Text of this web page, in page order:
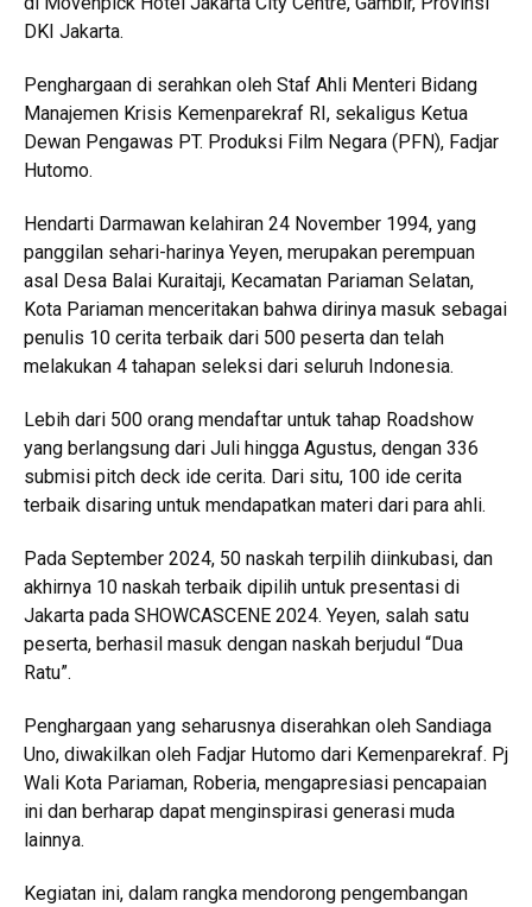
DKI Jakarta.
Penghargaan di serahkan oleh Staf Ahli Menteri Bidang
Manajemen Krisis Kemenparekraf RI, sekaligus Ketua
Dewan Pengawas PT. Produksi Film Negara (PFN), Fadjar
Hutomo.
Hendarti Darmawan kelahiran 24 November 1994, yang
panggilan sehari-harinya Yeyen, merupakan perempuan
asal Desa Balai Kuraitaji, Kecamatan Pariaman Selatan,
Kota Pariaman menceritakan bahwa dirinya masuk sebagai
penulis 10 cerita terbaik dari 500 peserta dan telah
melakukan 4 tahapan seleksi dari seluruh Indonesia.
Lebih dari 500 orang mendaftar untuk tahap Roadshow
yang berlangsung dari Juli hingga Agustus, dengan 336
submisi pitch deck ide cerita. Dari situ, 100 ide cerita
terbaik disaring untuk mendapatkan materi dari para ahli.
Pada September 2024, 50 naskah terpilih diinkubasi, dan
akhirnya 10 naskah terbaik dipilih untuk presentasi di
Jakarta pada SHOWCASCENE 2024. Yeyen, salah satu
peserta, berhasil masuk dengan naskah berjudul “Dua
Ratu”.
Penghargaan yang seharusnya diserahkan oleh Sandiaga
Uno, diwakilkan oleh Fadjar Hutomo dari Kemenparekraf. Pj
Wali Kota Pariaman, Roberia, mengapresiasi pencapaian
ini dan berharap dapat menginspirasi generasi muda
lainnya.
Kegiatan ini, dalam rangka mendorong pengembangan